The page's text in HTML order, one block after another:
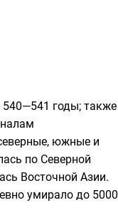
годы; также
южные и
по Северной
Восточной Азии.
умирало до 5000